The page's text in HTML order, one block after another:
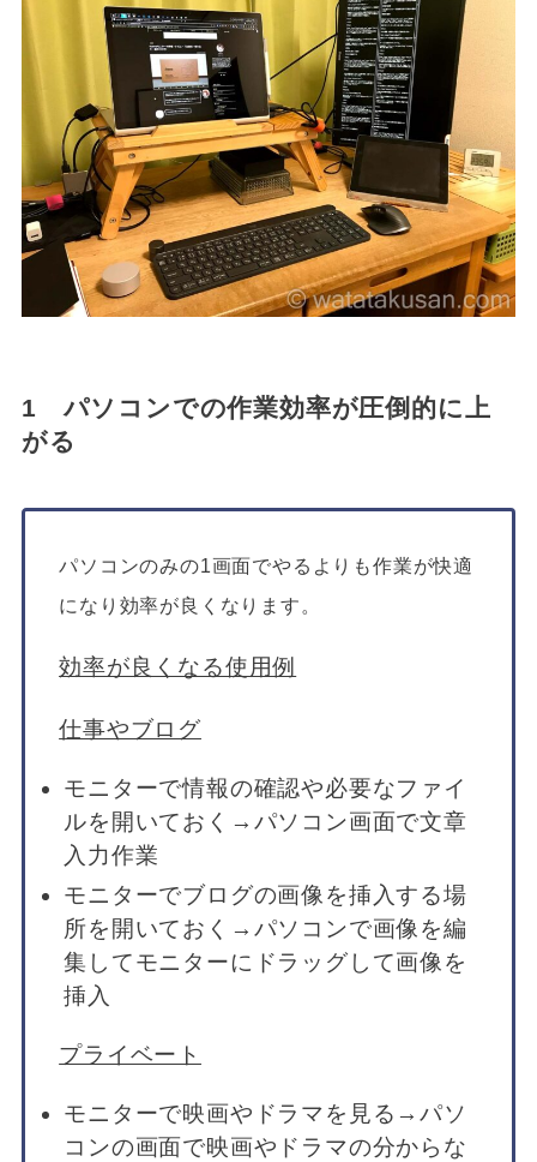
1 パソコンでの作業効率が圧倒的に上
がる
パソコンのみの1画面でやるよりも作業が快適
になり効率が良くなります。
効率が良くなる使用例
仕事やブログ
モニターで情報の確認や必要なファイ
ルを開いておく→パソコン画面で文章
入力作業
モニターでブログの画像を挿入する場
所を開いておく→パソコンで画像を編
集してモニターにドラッグして画像を
挿入
プライベート
モニターで映画やドラマを見る→パソ
コンの画面で映画やドラマの分からな